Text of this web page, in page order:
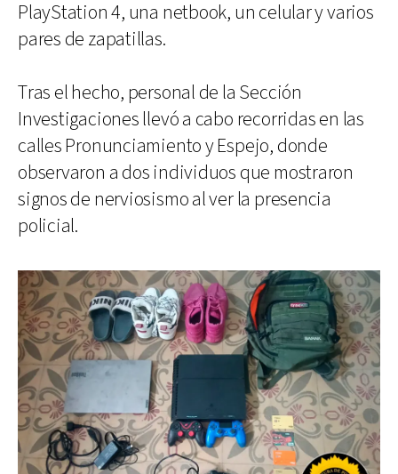
PlayStation 4, una netbook, un celular y varios
pares de zapatillas.
Tras el hecho, personal de la Sección
Investigaciones llevó a cabo recorridas en las
calles Pronunciamiento y Espejo, donde
observaron a dos individuos que mostraron
signos de nerviosismo al ver la presencia
policial.